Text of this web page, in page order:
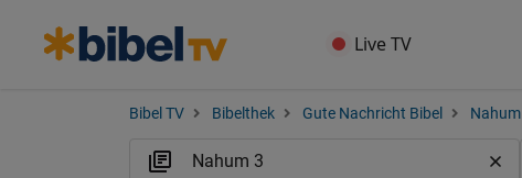
Live TV
Bibel TV Bibelthek Gute Nachricht Bibel Nahum